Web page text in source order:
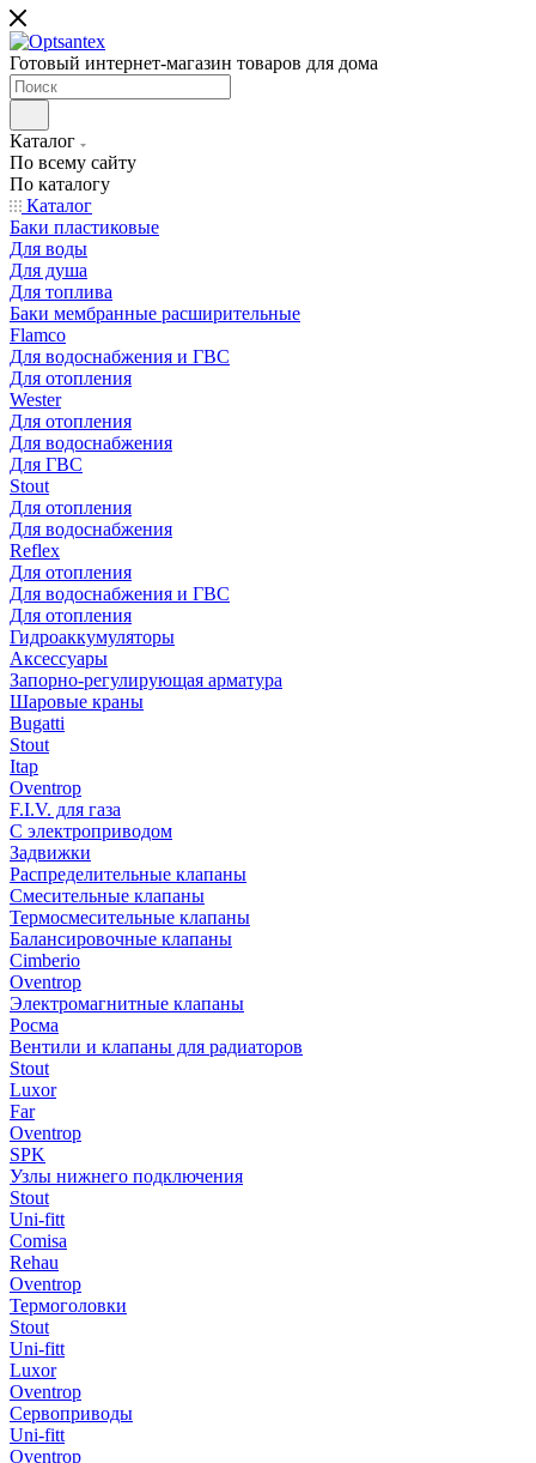
Готовый интернет-магазин товаров для дома
Каталог
По всему сайту
По каталогу
Каталог
Баки пластиковые
Для воды
Для душа
Для топлива
Баки мембранные расширительные
Flamco
Для водоснабжения и ГВС
Для отопления
Wester
Для отопления
Для водоснабжения
Для ГВС
Stout
Для отопления
Для водоснабжения
Reflex
Для отопления
Для водоснабжения и ГВС
Для отопления
Гидроаккумуляторы
Аксессуары
Запорно-регулирующая арматура
Шаровые краны
Bugatti
Stout
Itap
Oventrop
F.I.V. для газа
С электроприводом
Задвижки
Распределительные клапаны
Cмесительные клапаны
Термосмесительные клапаны
Балансировочные клапаны
Cimberio
Oventrop
Электромагнитные клапаны
Росма
Вентили и клапаны для радиаторов
Stout
Luxor
Far
Oventrop
SPK
Узлы нижнего подключения
Stout
Uni-fitt
Comisa
Rehau
Oventrop
Термоголовки
Stout
Uni-fitt
Luxor
Oventrop
Сервоприводы
Uni-fitt
Oventrop